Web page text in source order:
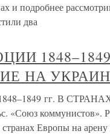
и подробнее
два
НА
гг. В
«Союз коммунистов».
Европы на